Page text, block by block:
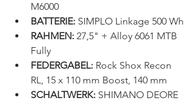
M6000
BATTERIE: SIMPLO Linkage 500 Wh
RAHMEN: 27,5" + Alloy 6061 MTB
Fully
FEDERGABEL: Rock Shox Recon
RL, 15 x 110 mm Boost, 140 mm
SCHALTWERK: SHIMANO DEORE